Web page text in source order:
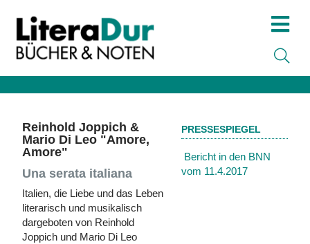
Reinhold Joppich &
Mario Di Leo "Amore,
Amore"
Una serata italiana
Italien, die Liebe und das Leben
literarisch und musikalisch
dargeboten von Reinhold
Joppich und Mario Di Leo
PRESSESPIEGEL
Bericht in den BNN
vom 11.4.2017